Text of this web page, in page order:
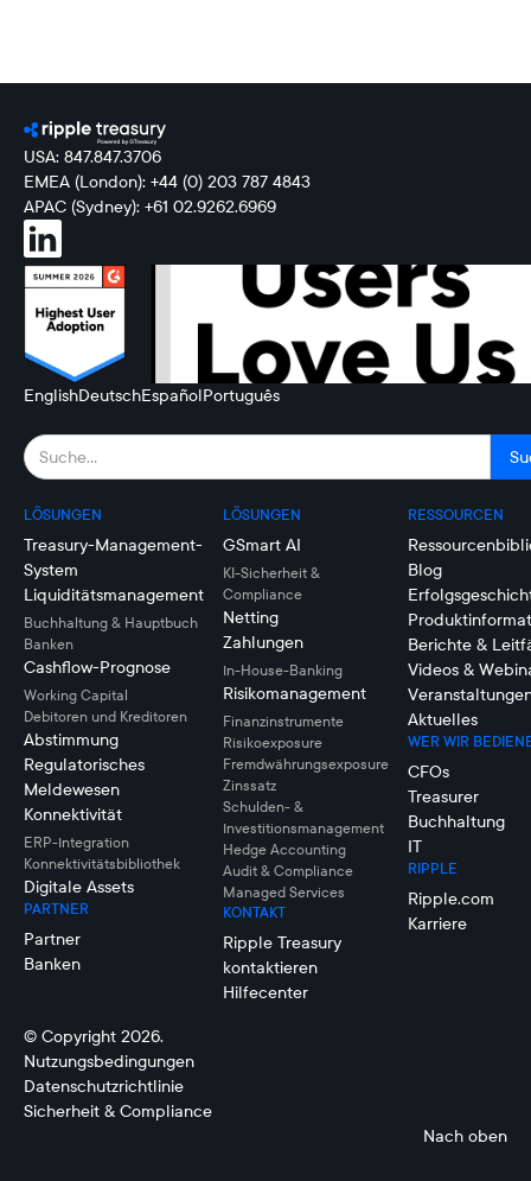
USA: 847.847.3706
EMEA (London): +44 (0) 203 787 4843
APAC (Sydney): +61 02.9262.6969
EnglishDeutschEspañolPortuguês
LÖSUNGEN
Treasury-Management-
System
Liquiditätsmanagement
Buchhaltung & Hauptbuch
Banken
Cashflow-Prognose
Working Capital
Debitoren und Kreditoren
Abstimmung
Regulatorisches
Meldewesen
Konnektivität
ERP-Integration
Konnektivitätsbibliothek
Digitale Assets
PARTNER
Partner
Banken
LÖSUNGEN
GSmart AI
KI-Sicherheit &
Compliance
Netting
Zahlungen
In-House-Banking
Risikomanagement
Finanzinstrumente
Risikoexposure
Fremdwährungsexposure
Zinssatz
Schulden- &
Investitionsmanagement
Hedge Accounting
Audit & Compliance
Managed Services
KONTAKT
Ripple Treasury
kontaktieren
Hilfecenter
RESSOURCEN
Blog
Berichte &
Videos &
Aktuelles
WER WIR
CFOs
Treasurer
Buchhaltung
IT
RIPPLE
Ripple.com
Karriere
© Copyright 2026.
Nutzungsbedingungen
Datenschutzrichtlinie
Sicherheit & Compliance
Nach oben